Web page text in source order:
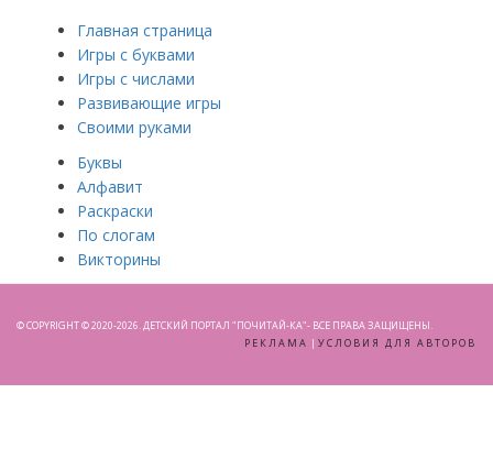
Главная страница
Игры с буквами
Игры с числами
Развивающие игры
Своими руками
Буквы
Алфавит
Раскраски
По слогам
Викторины
© COPYRIGHT © 2020-2026. ДЕТСКИЙ ПОРТАЛ "ПОЧИТАЙ-КА"- ВСЕ ПРАВА ЗАЩИЩЕНЫ.
РЕКЛАМА | УСЛОВИЯ ДЛЯ АВТОРОВ